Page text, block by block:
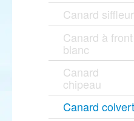
Canard siffleur
Canard à front
blanc
Canard
chipeau
Canard colvert